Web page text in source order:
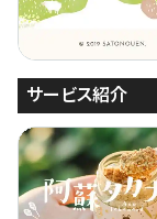
サービス紹介